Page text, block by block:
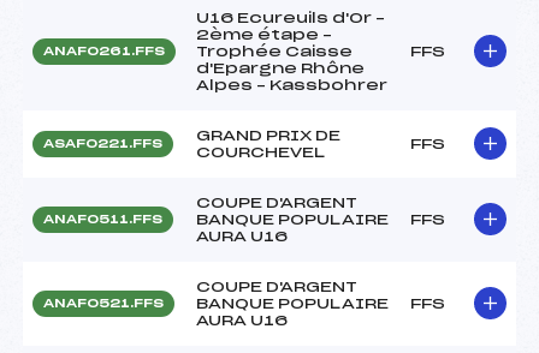
ANAF0261.FFS
U16 Ecureuils d'Or –
2ème étape –
Trophée Caisse
d'Epargne Rhône
Alpes – Kassbohrer
FFS
ASAF0221.FFS
GRAND PRIX DE
COURCHEVEL
FFS
ANAF0511.FFS
COUPE D'ARGENT
BANQUE POPULAIRE
AURA U16
FFS
ANAF0521.FFS
COUPE D'ARGENT
BANQUE POPULAIRE
AURA U16
FFS